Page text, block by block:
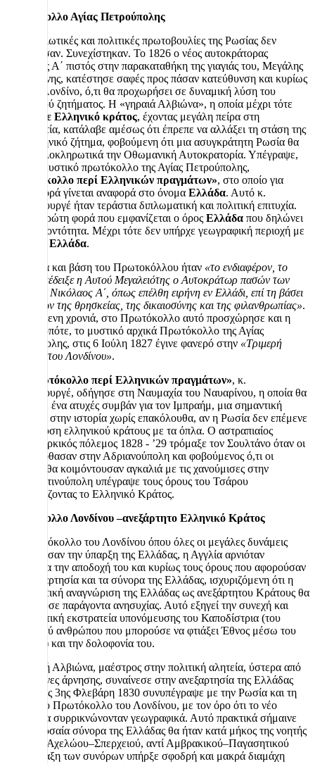
Πρωτόκολλο Αγίας Πετρούπολης
Οι στρατιωτικές και πολιτικές πρωτοβουλίες της Ρωσίας δεν
σταμάτησαν. Συνεχίστηκαν. Το 1826 ο νέος αυτοκράτορας
Νικόλαος Α΄ πιστός στην παρακαταθήκη της γιαγιάς του, Μεγάλης
Αικατερίνης, κατέστησε σαφές προς πάσαν κατεύθυνση και κυρίως
προς το Λονδίνο, ό,τι θα προχωρήσει σε δυναμική λύση του
Ελληνικού ζητήματος. Η «γηραιά Αλβιώνα», η οποία μέχρι τότε
δεν ήθελε Ελληνικό κράτος, έχοντας μεγάλη πείρα στη
διπλωματία, κατάλαβε αμέσως ότι έπρεπε να αλλάξει τη στάση της
στο Ελληνικό ζήτημα, φοβούμενη ότι μια ασυγκράτητη Ρωσία θα
διέλυε ολοκληρωτικά την Οθωμανική Αυτοκρατορία. Υπέγραψε,
έτσι, το μυστικό πρωτόκολλο της Αγίας Πετρούπολης,
«Πρωτόκολλο περί Ελληνικών πραγμάτων», στο οποίο για
πρώτη φορά γίνεται αναφορά στο όνομα Ελλάδα. Αυτό κ.
Πρωθυπουργέ ήταν τεράστια διπλωματική και πολιτική επιτυχία.
Είναι η πρώτη φορά που εμφανίζεται ο όρος Ελλάδα που δηλώνει
πολιτική οντότητα. Μέχρι τότε δεν υπήρχε γεωγραφική περιοχή με
Ελλάδα.
Αφετηρία και βάση του Πρωτοκόλλου ήταν «το ενδιαφέρον, το
οποίον επέδειξε η Αυτού Μεγαλειότης ο Αυτοκράτωρ πασών των
Ρωσσιών Νικόλαος Α΄, όπως επέλθη ειρήνη εν Ελλάδι, επί τη βάσει
των αρχών της θρησκείας, της δικαιοσύνης και της φιλανθρωπίας».
Την επόμενη χρονιά, στο Πρωτόκολλο αυτό προσχώρησε και η
Γαλλία, οπότε, το μυστικό αρχικά Πρωτόκολλο της Αγίας
Πετρούπολης, στις 6 Ιούλη 1827 έγινε φανερό στην «Τριμερή
Συνθήκη του Λονδίνου».
«Πρωτόκολλο περί Ελληνικών πραγμάτων», κ.
Πρωθυπουργέ, οδήγησε στη Ναυμαχία του Ναυαρίνου, η οποία θα
παρέμενε ένα ατυχές συμβάν για τον Ιμπραήμ, μια σημαντική
ναυμαχία στην ιστορία χωρίς επακόλουθα, αν η Ρωσία δεν επέμενε
στην ίδρυση ελληνικού κράτους με τα όπλα. Ο αστραπιαίος
Ρωσοτουρκικός πόλεμος 1828 - ’29 τρόμαξε τον Σουλτάνο όταν οι
Ρώσοι έφθασαν στην Αδριανούπολη και φοβούμενος ό,τι οι
Κοζάκοι θα κοιμόντουσαν αγκαλιά με τις χανούμισες στην
Κωνσταντινούπολη υπέγραψε τους όρους του Τσάρου
αναγνωρίζοντας το Ελληνικό Κράτος.
Πρωτόκολλο Λονδίνου –ανεξάρτητο Ελληνικό Κράτος
Στο πρωτόκολλο του Λονδίνου όπου όλες οι μεγάλες δυνάμεις
αναγνώρισαν την ύπαρξη της Ελλάδας, η Αγγλία αρνιόταν
λυσσαλέα την αποδοχή του και κυρίως τους όρους που αφορούσαν
την ανεξαρτησία και τα σύνορα της Ελλάδας, ισχυριζόμενη ότι η
διπλωματική αναγνώριση της Ελλάδας ως ανεξάρτητου Κράτους θα
αποτελούσε παράγοντα ανησυχίας. Αυτό εξηγεί την συνεχή και
συστηματική εκστρατεία υπονόμευσης του Καποδίστρια (του
μοναδικού ανθρώπου που μπορούσε να φτιάξει Έθνος μέσω του
Κράτους) και την δολοφονία του.
Η πονηρή Αλβιώνα, μαέστρος στην πολιτική αλητεία, ύστερα από
πέντε μήνες άρνησης, συναίνεσε στην ανεξαρτησία της Ελλάδας
οπότε στις 3ης Φλεβάρη 1830 συνυπέγραψε με την Ρωσία και τη
Γαλλία το Πρωτόκολλο του Λονδίνου, με τον όρο ότι το νέο
κράτος θα συρρικνώνονταν γεωγραφικά. Αυτό πρακτικά σήμαινε
ότι τα χερσαία σύνορα της Ελλάδας θα ήταν κατά μήκος της νοητής
γραμμής Αχελώου–Σπερχειού, αντί Αμβρακικού–Παγασητικού
(Στη χάραξη των συνόρων υπήρξε σφοδρή και μακρά διαμάχη